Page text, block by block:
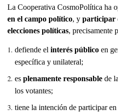
La Cooperativa CosmoPolítica ha
en el campo político, y participar
elecciones políticas, precisamente
defiende el interés público en
específica y unilateral;
es plenamente responsable de
los votantes;
tiene la intención de participar en